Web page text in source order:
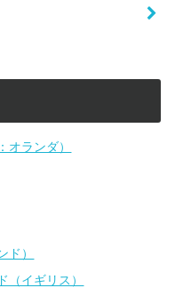
オランダ）
ド）
（イギリス）